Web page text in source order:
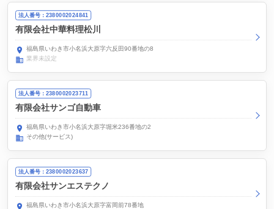
法人番号：2380002024841
有限会社中華料理松川
福島県いわき市小名浜大原字六反田90番地の8
業界未設定
法人番号：2380002023711
有限会社サンゴ自動車
福島県いわき市小名浜大原字堀米236番地の2
その他(サービス)
法人番号：2380002023637
有限会社サンエステクノ
福島県いわき市小名浜大原字富岡前78番地